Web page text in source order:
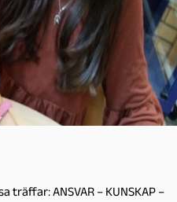
träffar: ANSVAR – KUNSKAP –